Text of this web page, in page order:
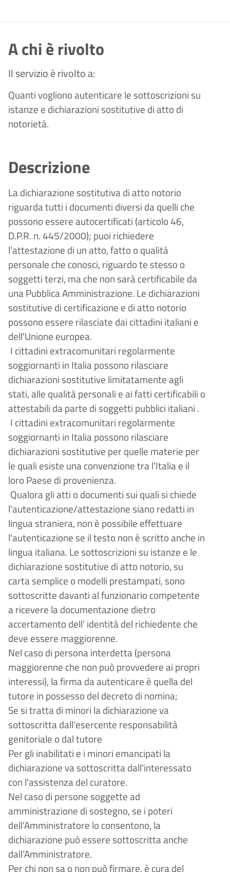
A chi è rivolto
Il servizio è rivolto a:
Quanti vogliono autenticare le sottoscrizioni su
istanze e dichiarazioni sostitutive di atto di
notorietà.
Descrizione
La dichiarazione sostitutiva di atto notorio
riguarda tutti i documenti diversi da quelli che
possono essere autocertificati (articolo 46,
D.P.R. n. 445/2000); puoi richiedere
l’attestazione di un atto, fatto o qualità
personale che conosci, riguardo te stesso o
soggetti terzi, ma che non sarà certificabile da
una Pubblica Amministrazione. Le dichiarazioni
sostitutive di certificazione e di atto notorio
possono essere rilasciate dai cittadini italiani e
dell'Unione europea.
I cittadini extracomunitari regolarmente
soggiornanti in Italia possono rilasciare
dichiarazioni sostitutive limitatamente agli
stati, alle qualità personali e ai fatti certificabili o
attestabili da parte di soggetti pubblici italiani .
I cittadini extracomunitari regolarmente
soggiornanti in Italia possono rilasciare
dichiarazioni sostitutive per quelle materie per
le quali esiste una convenzione tra l’Italia e il
loro Paese di provenienza.
Qualora gli atti o documenti sui quali si chiede
l'autenticazione/attestazione siano redatti in
lingua straniera, non è possibile effettuare
l'autenticazione se il testo non è scritto anche in
lingua italiana. Le sottoscrizioni su istanze e le
dichiarazione sostitutive di atto notorio, su
carta semplice o modelli prestampati, sono
sottoscritte davanti al funzionario competente
a ricevere la documentazione dietro
accertamento dell’ identità del richiedente che
deve essere maggiorenne.
Nel caso di persona interdetta (persona
maggiorenne che non può provvedere ai propri
interessi), la firma da autenticare è quella del
tutore in possesso del decreto di nomina;
Se si tratta di minori la dichiarazione va
sottoscritta dall'esercente responsabilità
genitoriale o dal tutore
Per gli inabilitati e i minori emancipati la
dichiarazione va sottoscritta dall'interessato
con l'assistenza del curatore.
Nel caso di persone soggette ad
amministrazione di sostegno, se i poteri
dell’Amministratore lo consentono, la
dichiarazione può essere sottoscritta anche
dall’Amministratore.
Per chi non sa o non può firmare, è cura del